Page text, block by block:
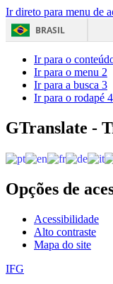
Ir direto para menu de
BRASIL
Ir para o
Ir para o menu 2
Ir para a busca 3
Ir para o rodapé 4
GTranslate -
Opções de
Acessibilidade
Alto contraste
Mapa do site
IFG